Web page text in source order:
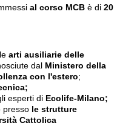
al corso MCB è di 20
arti ausiliarie delle
dal Ministero della
con l'estero;
esperti di Ecolife-Milano;
presso le strutture
Cattolica